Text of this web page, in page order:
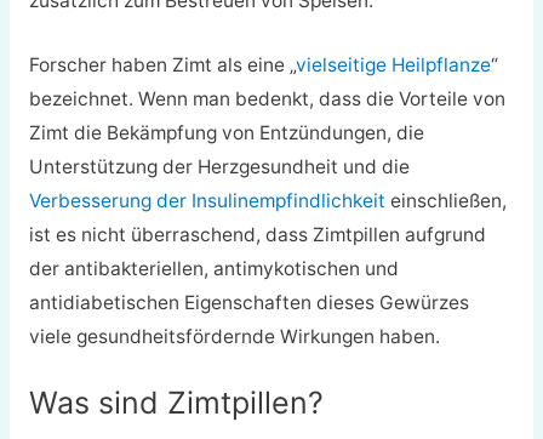
Forscher haben Zimt als eine „vielseitige Heilpflanze“
bezeichnet. Wenn man bedenkt, dass die Vorteile von
Zimt die Bekämpfung von Entzündungen, die
Unterstützung der Herzgesundheit und die
Verbesserung der Insulinempfindlichkeit einschließen,
ist es nicht überraschend, dass Zimtpillen aufgrund
der antibakteriellen, antimykotischen und
antidiabetischen Eigenschaften dieses Gewürzes
viele gesundheitsfördernde Wirkungen haben.
Was sind Zimtpillen?